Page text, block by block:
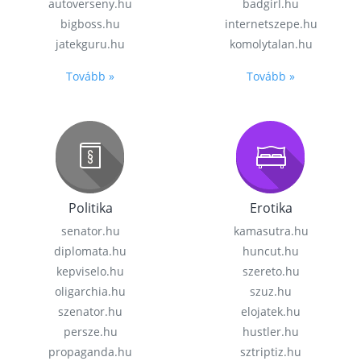
autoverseny.hu
bigboss.hu
jatekguru.hu
Tovább »
badgirl.hu
internetszepe.hu
komolytalan.hu
Tovább »
Politika
senator.hu
diplomata.hu
kepviselo.hu
oligarchia.hu
szenator.hu
persze.hu
propaganda.hu
Erotika
kamasutra.hu
huncut.hu
szereto.hu
szuz.hu
elojatek.hu
hustler.hu
sztriptiz.hu